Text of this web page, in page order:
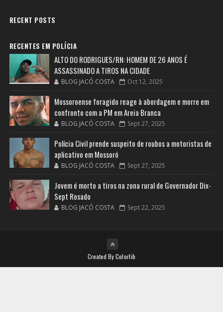
RECENT POSTS
RECENTES EM POLÍCIA
ALTO DO RODRIGUES/RN: HOMEM DE 26 ANOS É
ASSASSINADO A TIROS NA CIDADE
BLOG JACÓ COSTA Oct 12, 2025
Mossoroense foragido reage à abordagem e morre em
confronto com a PM em Areia Branca
BLOG JACÓ COSTA Sept 27, 2025
Polícia Civil prende suspeito de roubos a motoristas de
aplicativo em Mossoró
BLOG JACÓ COSTA Sept 27, 2025
Jovem é morto a tiros na zona rural de Governador Dix-
Sept Rosado
BLOG JACÓ COSTA Sept 22, 2025
Created ByColorlib